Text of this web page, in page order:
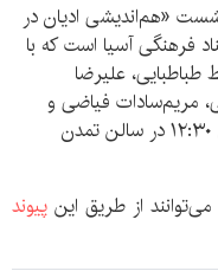
«هم‌اندیشی ادیان در
فرهنگی آسیا است که با
علیرضا
مریم‌سادات فیاضی و
مریم میرزایی ۳ دی ۱۴۰۲ از ساعت ۹ الی ۱۲:۳۰ در سالن تمدن
از طریق این پیوند